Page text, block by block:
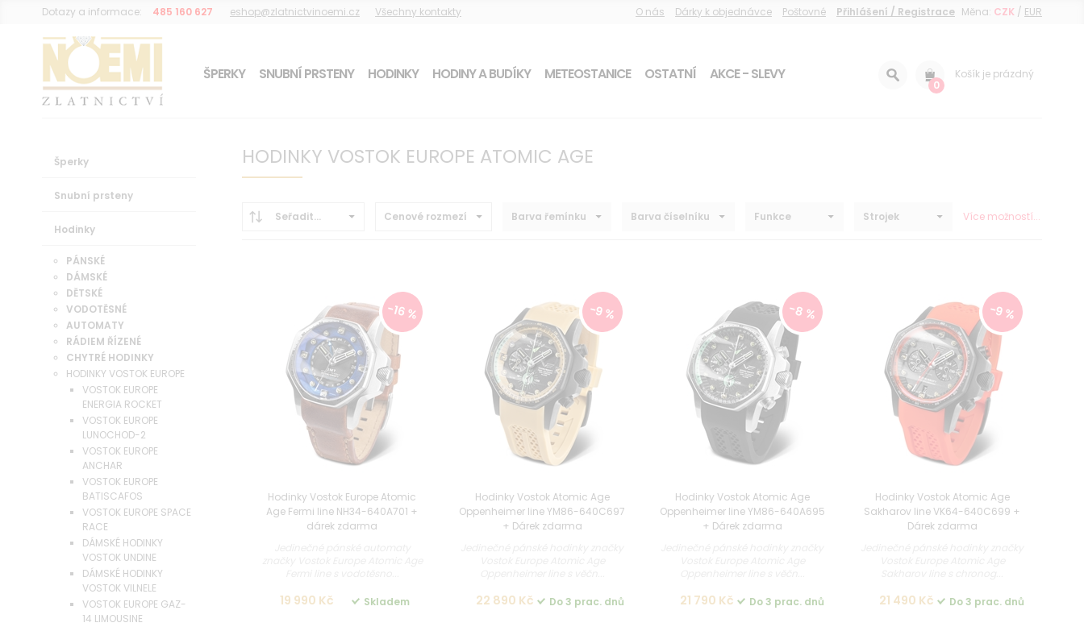
Dotazy a informace: 485 160 627 eshop@zlatnictvinoemi.cz Všechny kontakty O nás Dárky k objednávce Poštovné Přihlášení / Registrace Měna: CZK / EUR
0
Košík je prázdný
ŠPERKY SNUBNÍ PRSTENY HODINKY HODINY A BUDÍKY METEOSTANICE OSTATNÍ
AKCE - SLEVY
Šperky
Snubní prsteny
Hodinky
PÁNSKÉ
DÁMSKÉ
DĚTSKÉ
VODOTĚSNÉ
AUTOMATY
RÁDIEM ŘÍZENÉ
CHYTRÉ HODINKY
HODINKY VOSTOK EUROPE
VOSTOK EUROPE
ENERGIA ROCKET
VOSTOK EUROPE
LUNOCHOD-2
VOSTOK EUROPE
ANCHAR
VOSTOK EUROPE
BATISCAFOS
VOSTOK EUROPE SPACE
RACE
DÁMSKÉ HODINKY
VOSTOK UNDINE
DÁMSKÉ HODINKY
VOSTOK VILNELE
VOSTOK EUROPE GAZ-
14 LIMOUSINE
HODINKY VOSTOK EUROPE ATOMIC AGE
Seřadit... Cenové rozmezí Barva řemínku Barva číselníku Funkce Strojek Více možností...
-16 %
Hodinky Vostok Europe Atomic
Age Fermi line NH34-640A701 +
dárek zdarma
19 990 Kč Skladem
-9 %
Hodinky Vostok Atomic Age
Oppenheimer line YM86-640C697
+ Dárek zdarma
22 890 Kč Do 3 prac. dnů
-8 %
Hodinky Vostok Atomic Age
Oppenheimer line YM86-640A695
+ Dárek zdarma
21 790 Kč Do 3 prac. dnů
-9 %
Hodinky Vostok Atomic Age
Sakharov line VK64-640C699 +
Dárek zdarma
21 490 Kč Do 3 prac. dnů